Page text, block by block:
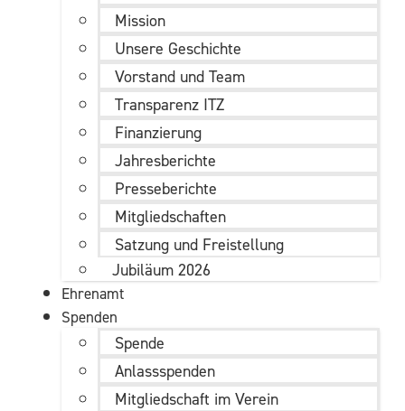
Mission
Unsere Geschichte
Vorstand und Team
Transparenz ITZ
Finanzierung
Jahresberichte
Presseberichte
Mitgliedschaften
Satzung und Freistellung
Jubiläum 2026
Ehrenamt
Spenden
Spende
Anlassspenden
Mitgliedschaft im Verein